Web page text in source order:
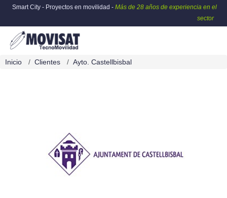
Smart City - Proyectos en movilidad - Más de 28 años de experiencia en el
sector
Inicio Clientes Ayto. Castellbisbal